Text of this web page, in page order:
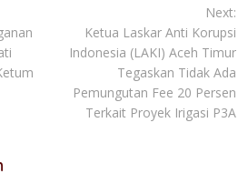
Next:
Ketua Laskar Anti Korupsi
Indonesia (LAKI) Aceh Timur
Tegaskan Tidak Ada
Pemungutan Fee 20 Persen
Terkait Proyek Irigasi P3A